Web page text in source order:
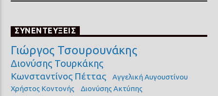
ΣΥΝΕΝΤΕΥΞΕΙΣ
Γιώργος Τσουρουνάκης
Διονύσης Τουρκάκης
Κωνσταντίνος Πέττας
Αγγελική Αυγουστίνου
Χρήστος Κοντονής
Διονύσης Ακτύπης